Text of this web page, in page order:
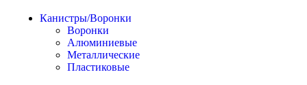
Канистры/Воронки
Воронки
Алюминиевые
Металлические
Пластиковые